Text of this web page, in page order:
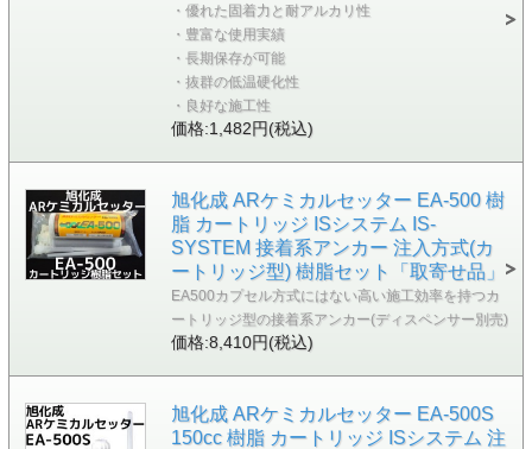
・優れた固着力と耐アルカリ性
・豊富な使用実績
・長期保存が可能
・抜群の低温硬化性
・良好な施工性
価格:1,482円(税込)
旭化成 ARケミカルセッター EA-500 樹
脂 カートリッジ ISシステム IS-
SYSTEM 接着系アンカー 注入方式(カ
ートリッジ型) 樹脂セット「取寄せ品」
EA500カプセル方式にはない高い施工効率を持つカ
ートリッジ型の接着系アンカー(ディスペンサー別売)
価格:8,410円(税込)
旭化成 ARケミカルセッター EA-500S
150cc 樹脂 カートリッジ ISシステム 注